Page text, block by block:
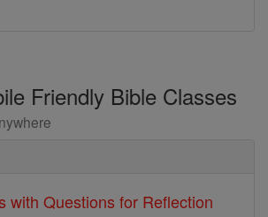
Friendly Bible Classes
with Questions for Reflection